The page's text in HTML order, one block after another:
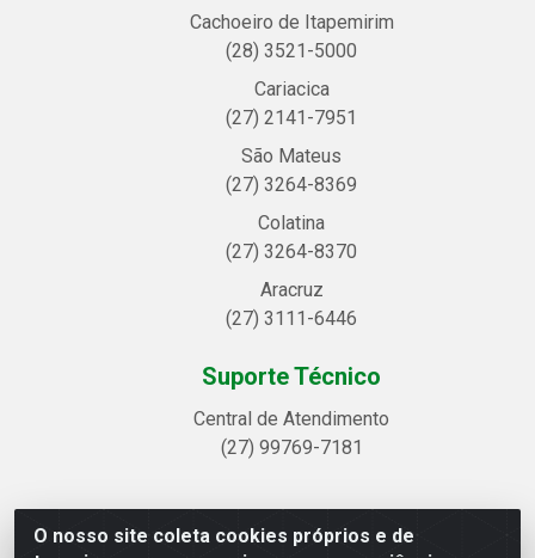
O nosso site coleta cookies próprios e de
Cachoeiro de Itapemirim
(28) 3521-5000
Cariacica
(27) 2141-7951
São Mateus
(27) 3264-8369
Colatina
(27) 3264-8370
Aracruz
(27) 3111-6446
Suporte Técnico
Central de Atendimento
(27) 99769-7181
Linhavix Distribuidora LTDA - Avenida Alegre, 2521 -